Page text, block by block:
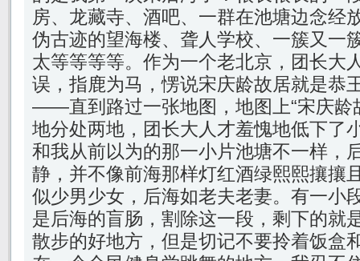
房、龙藏寺、酒吧、一群在池塘边念经
伪古迹的望海楼、聋人学校、一簇又一
太等等等等。作为一个老北京，团长大
误，指鹿为马，愣说宋庆龄故居就是恭
——直到路过一张地图，地图上“宋庆龄
地分处两地，团长大人才羞愧地低下了
和我从前以为的那一小片池塘不一样，
静，并不像前海那样灯红酒绿熙熙攘攘
似少男少女，后海如老夫老妻。有一小
是后海的盲肠，割除这一段，剩下的就
散步的好地方，但是切记不要拎着饭盒